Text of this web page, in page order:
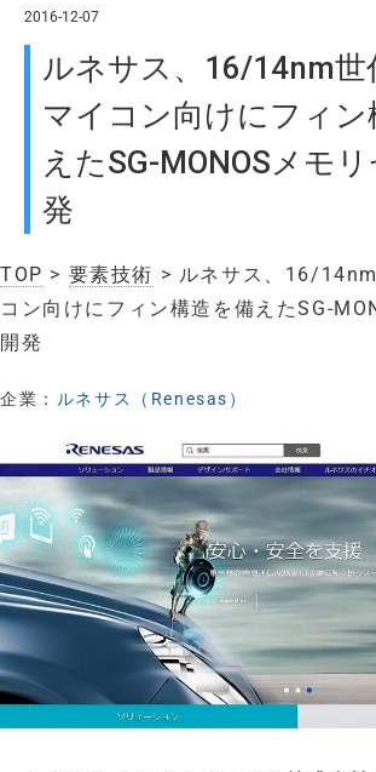
2016-12-07
ルネサス、16/14nm世
マイコン向けにフィン
えたSG-MONOSメモ
発
TOP > 要素技術 > ルネサス、16/
コン向けにフィン構造を備えたSG-
開発
企業： ルネサス（Renesas）